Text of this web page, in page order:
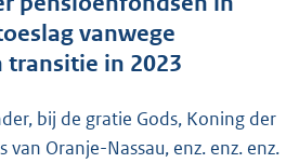
o
o
t
vanwege
transitie in 2023
bij de gratie Gods, Koning der
van Oranje-Nassau, enz. enz. enz.